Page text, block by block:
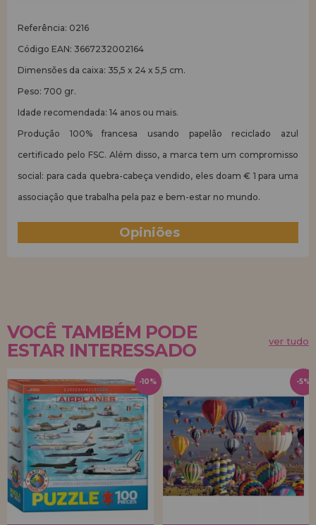
Referência: 0216
Código EAN: 3667232002164
Dimensões da caixa: 35,5 x 24 x 5,5 cm.
Peso: 700 gr.
Idade recomendada: 14 anos ou mais.
Produção 100% francesa usando papelão reciclado azul
certificado pelo FSC. Além disso, a marca tem um compromisso
social: para cada quebra-cabeça vendido, eles doam € 1 para uma
associação que trabalha pela paz e bem-estar no mundo.
Opiniões
VOCÊ TAMBÉM PODE
ESTAR INTERESSADO
ver tudo
-10% -5%